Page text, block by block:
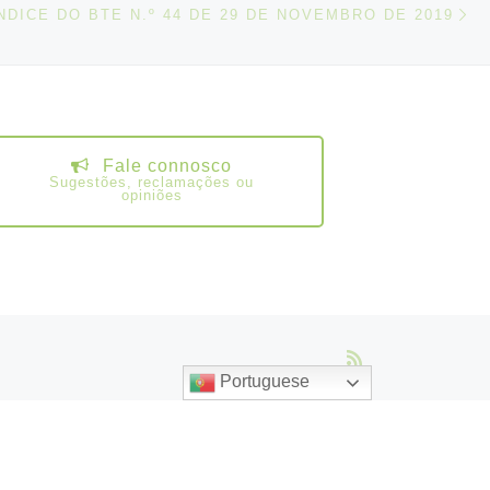
DO BTE N.º 44 DE 29 DE NOVEMBRO DE 2019
Fale connosco
Sugestões, reclamações ou
opiniões
Portuguese